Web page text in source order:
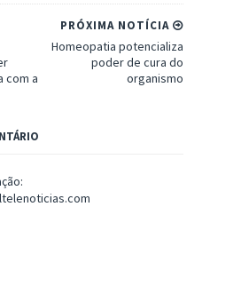
PRÓXIMA NOTÍCIA
Homeopatia potencializa
poder de cura do
organismo
com a